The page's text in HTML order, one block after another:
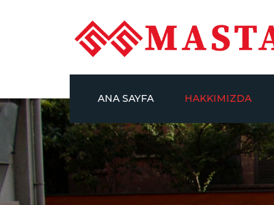
ANA SAYFA HAKKIMIZDA